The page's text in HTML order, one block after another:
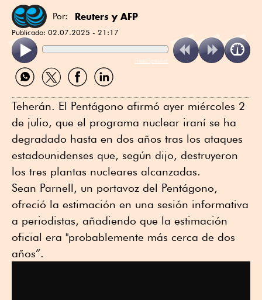
Por: Reuters y AFP
Publicado: 02.07.2025 - 21:17
ReadSpeaker
Compartir
por
Compartir
por
Compartir
por
Compartir
por
Teherán. El Pentágono afirmó ayer miércoles 2
de julio, que el programa nuclear iraní se ha
degradado hasta en dos años tras los ataques
estadounidenses que, según dijo, destruyeron
los tres plantas nucleares alcanzadas.
Sean Parnell, un portavoz del Pentágono,
ofreció la estimación en una sesión informativa
a periodistas, añadiendo que la estimación
oficial era "probablemente más cerca de dos
años”.